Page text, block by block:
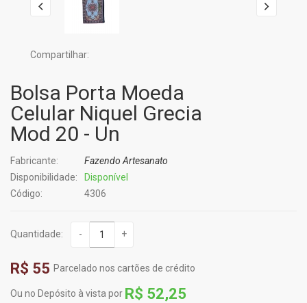
Compartilhar:
Bolsa Porta Moeda
Celular Niquel Grecia
Mod 20 - Un
Fabricante:
Fazendo Artesanato
Disponibilidade:
Disponível
Código:
4306
Quantidade: - +
R$ 55 Parcelado nos cartões de crédito
Ou no Depósito à vista por R$ 52,25